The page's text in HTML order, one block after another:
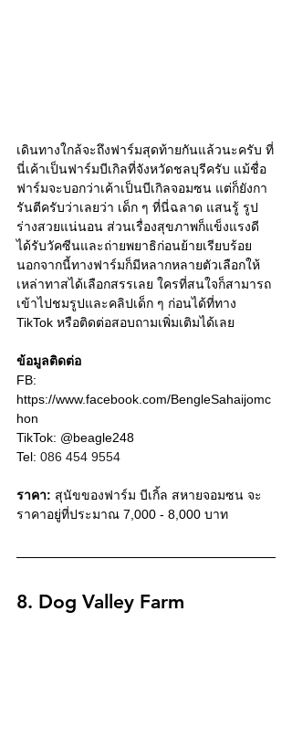
เดินทางใกล้จะถึงฟาร์มสุดท้ายกันแล้วนะครับ ที่
นี่เค้าเป็นฟาร์มบีเกิลที่จังหวัดชลบุรีครับ แม้ชื่อ
ฟาร์มจะบอกว่าเค้าเป็นบีเกิลจอมซน แต่ก็ยังกา
รันตีครับว่าเลยว่า เด็ก ๆ ที่นี่ฉลาด แสนรู้ รูป
ร่างสวยแน่นอน ส่วนเรื่องสุขภาพก็แข็งแรงดี
ได้รับวัคซีนและถ่ายพยาธิก่อนย้ายเรียบร้อย
นอกจากนี้ทางฟาร์มก็มีหลากหลายตัวเลือกให้
เหล่าทาสได้เลือกสรรเลย ใครที่สนใจก็สามารถ
เข้าไปชมรูปและคลิปเด็ก ๆ ก่อนได้ที่ทาง
TikTok หรือติดต่อสอบถามเพิ่มเติมได้เลย
ข้อมูลติดต่อ
FB:
https://www.facebook.com/BengleSahaijomc
hon
TikTok: @beagle248
Tel: 086 454 9554
ราคา: สุนัขของฟาร์ม บีเกิ้ล สหายจอมซน จะ
ราคาอยู่ที่ประมาณ 7,000 - 8,000 บาท
8. Dog Valley Farm